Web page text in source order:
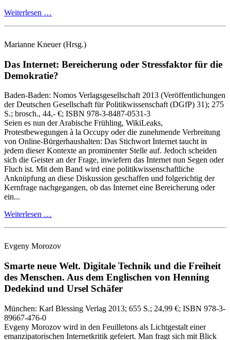
Weiterlesen …
Marianne Kneuer(Hrsg.)
Das Internet: Bereicherung oder Stressfaktor für die
Demokratie?
Baden-Baden: Nomos Verlagsgesellschaft 2013 (Veröffentlichungen
der Deutschen Gesellschaft für Politikwissenschaft (DGfP) 31); 275
S.; brosch., 44,- €; ISBN 978-3-8487-0531-3
Seien es nun der Arabische Frühling, WikiLeaks,
Protestbewegungen à la Occupy oder die zunehmende Verbreitung
von Online‑Bürgerhaushalten: Das Stichwort Internet taucht in
jedem dieser Kontexte an prominenter Stelle auf. Jedoch scheiden
sich die Geister an der Frage, inwiefern das Internet nun Segen oder
Fluch ist. Mit dem Band wird eine politikwissenschaftliche
Anknüpfung an diese Diskussion geschaffen und folgerichtig der
Kernfrage nachgegangen, ob das Internet eine Bereicherung oder
ein...
Weiterlesen …
Evgeny Morozov
Smarte neue Welt. Digitale Technik und die Freiheit
des Menschen. Aus dem Englischen von Henning
Dedekind und Ursel Schäfer
München: Karl Blessing Verlag 2013; 655 S.; 24,99 €; ISBN 978-3-
89667-476-0
Evgeny Morozov wird in den Feuilletons als Lichtgestalt einer
emanzipatorischen Internetkritik gefeiert. Man fragt sich mit Blick